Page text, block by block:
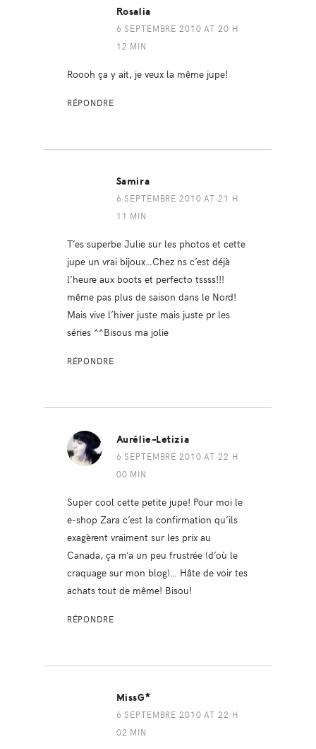
Rosalia
6 SEPTEMBRE 2010 AT 20 H
12 MIN
Roooh ça y ait, je veux la même jupe!
RÉPONDRE
Samira
6 SEPTEMBRE 2010 AT 21 H
11 MIN
T’es superbe Julie sur les photos et cette
jupe un vrai bijoux…Chez ns c’est déjà
l’heure aux boots et perfecto tssss!!!
même pas plus de saison dans le Nord!
Mais vive l’hiver juste mais juste pr les
séries ^^Bisous ma jolie
RÉPONDRE
Aurélie-Letizia
6 SEPTEMBRE 2010 AT 22 H
00 MIN
Super cool cette petite jupe! Pour moi le
e-shop Zara c’est la confirmation qu’ils
exagèrent vraiment sur les prix au
Canada, ça m’a un peu frustrée (d’où le
craquage sur mon blog)… Hâte de voir tes
achats tout de même! Bisou!
RÉPONDRE
MissG*
6 SEPTEMBRE 2010 AT 22 H
02 MIN